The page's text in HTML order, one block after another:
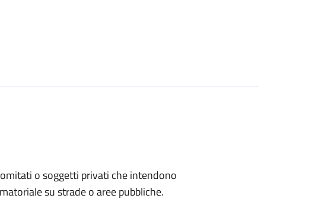
o soggetti privati che intendono
su strade o aree pubbliche.